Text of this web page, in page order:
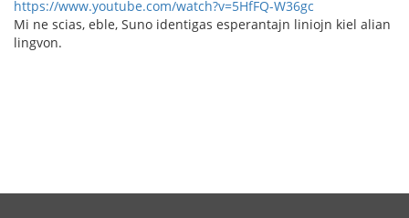
https://www.youtube.com/watch?v=5HfFQ-W36gc
Mi ne scias, eble, Suno identigas esperantajn liniojn kiel alian
lingvon.